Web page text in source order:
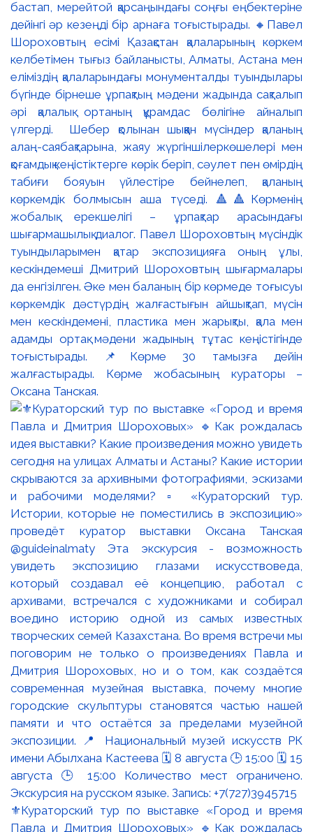
бастап, мерейтой қарсаңындағы соңғы еңбектеріне
дейінгі әр кезеңді бір арнаға тоғыстырады. 🔸Павел
Шороховтың есімі Қазақстан қалаларының көркем
келбетімен тығыз байланысты, Алматы, Астана мен
еліміздің қалаларындағы монументалды туындылары
бүгінде бірнеше ұрпақтың мәдени жадында сақталып
әрі қалалық ортаның құрамдас бөлігіне айналып
үлгерді. Шебер қолынан шыққан мүсіндер қаланың
алаң-саябақтарына, жаяу жүргіншілеркөшелері мен
қоғамдық кеңістіктерге көрік беріп, сәулет пен өмірдің
табиғи бояуын үйлестіре бейнелеп, қаланың
көркемдік болмысын аша түседі. 🔺🔺Көрменің
жобалық ерекшелігі – ұрпақтар арасындағы
шығармашылық диалог. Павел Шороховтың мүсіндік
туындыларымен қатар экспозицияға оның ұлы,
кескіндемеші Дмитрий Шороховтың шығармалары
да енгізілген. Әке мен баланың бір көрмеде тоғысуы
көркемдік дәстүрдің жалғастығын айшықтап, мүсін
мен кескіндемені, пластика мен жарықты, қала мен
адамды ортақ мәдени жадының тұтас кеңістігінде
тоғыстырады. 📌Көрме 30 тамызға дейін
жалғастырады. Көрме жобасының кураторы –
Оксана Танская.
⚜️Кураторский тур по выставке «Город и время
Павла и Дмитрия Шороховых» 🔹Как рождалась